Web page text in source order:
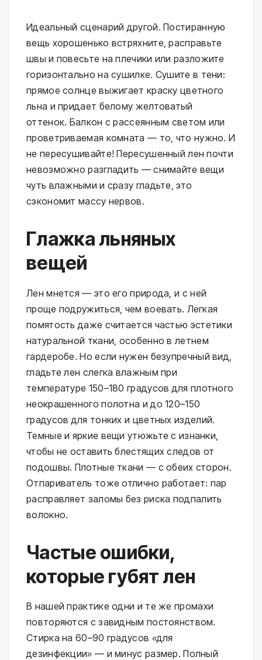
Идеальный сценарий другой. Постиранную
вещь хорошенько встряхните, расправьте
швы и повесьте на плечики или разложите
горизонтально на сушилке. Сушите в тени:
прямое солнце выжигает краску цветного
льна и придает белому желтоватый
оттенок. Балкон с рассеянным светом или
проветриваемая комната — то, что нужно. И
не пересушивайте! Пересушенный лен почти
невозможно разгладить — снимайте вещи
чуть влажными и сразу гладьте, это
сэкономит массу нервов.
Глажка льняных
вещей
Лен мнется — это его природа, и с ней
проще подружиться, чем воевать. Легкая
помятость даже считается частью эстетики
натуральной ткани, особенно в летнем
гардеробе. Но если нужен безупречный вид,
гладьте лен слегка влажным при
температуре 150–180 градусов для плотного
неокрашенного полотна и до 120–150
градусов для тонких и цветных изделий.
Темные и яркие вещи утюжьте с изнанки,
чтобы не оставить блестящих следов от
подошвы. Плотные ткани — с обеих сторон.
Отпариватель тоже отлично работает: пар
расправляет заломы без риска подпалить
волокно.
Частые ошибки,
которые губят лен
В нашей практике одни и те же промахи
повторяются с завидным постоянством.
Стирка на 60–90 градусов «для
дезинфекции» — и минус размер. Полный